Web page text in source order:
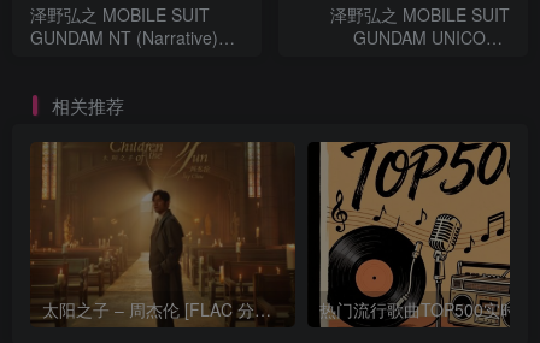
泽野弘之 MOBILE SUIT
GUNDAM NT (Narrative)
泽野弘之 MOBILE SUIT
GUNDAM UNICORN
相关推荐
太阳之子 – 周杰伦 [FLAC 分轨 192Khz 24bit]